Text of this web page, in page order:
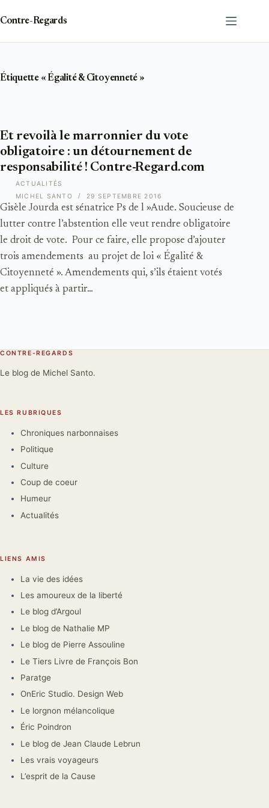
contenu
Contre-Regards
Étiquette« Égalité & Citoyenneté »
ACTUALITÉS
Et revoilà le marronnier du vote
obligatoire : un détournement de
responsabilité ! Contre-Regard.com
Gisèle Jourda est sénatrice Ps de l »Aude. Soucieuse de
lutter contre l’abstention elle veut rendre obligatoire
le droit de vote. Pour ce faire, elle propose d’ajouter
trois amendements au projet de loi « Égalité &
Citoyenneté ». Amendements qui, s’ils étaient votés
et appliqués à partir…
MICHEL SANTO 29 SEPTEMBRE 2016
CONTRE-REGARDS
Le blog de Michel Santo.
LES RUBRIQUES
Chroniques narbonnaises
Politique
Culture
Coup de coeur
Humeur
Actualités
LIENS AMIS
La vie des idées
Les amoureux de la liberté
Le blog d’Argoul
Le blog de Nathalie MP
Le blog de Pierre Assouline
Le Tiers Livre de François Bon
Paratge
OnEric Studio. Design Web
Le lorgnon mélancolique
Éric Poindron
Le blog de Jean Claude Lebrun
Les vrais voyageurs
L’esprit de la Cause